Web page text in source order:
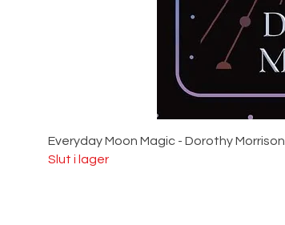
Everyday Moon Magic - Dorothy Morrison
Slut i lager